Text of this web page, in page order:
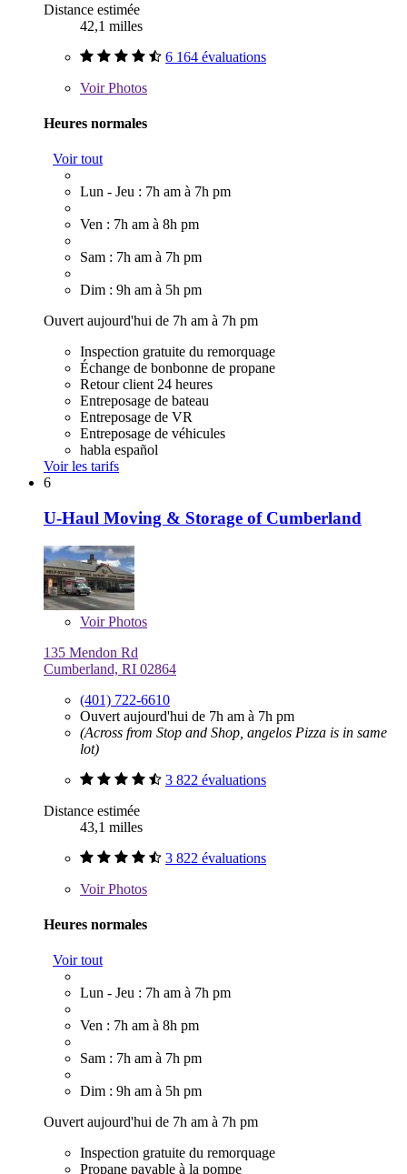
Distance estimée
42,1 milles
6 164 évaluations
VoirPhotos
Heures normales
Voir tout
Lun - Jeu : 7h am à 7h pm
Ven : 7h am à 8h pm
Sam : 7h am à 7h pm
Dim : 9h am à 5h pm
Ouvert aujourd'hui de 7h am à 7h pm
Inspection gratuite du remorquage
Échange de bonbonne de propane
Retour client 24 heures
Entreposage de bateau
Entreposage de VR
Entreposage de véhicules
habla español
Voir les tarifs
6
U-Haul Moving & Storage of Cumberland
VoirPhotos
135 Mendon Rd
Cumberland, RI 02864
(401) 722-6610
Ouvert aujourd'hui de 7h am à 7h pm
(Across from Stop and Shop, angelos Pizza is in same
lot)
3 822 évaluations
Distance estimée
43,1 milles
3 822 évaluations
VoirPhotos
Heures normales
Voir tout
Lun - Jeu : 7h am à 7h pm
Ven : 7h am à 8h pm
Sam : 7h am à 7h pm
Dim : 9h am à 5h pm
Ouvert aujourd'hui de 7h am à 7h pm
Inspection gratuite du remorquage
Propane payable à la pompe